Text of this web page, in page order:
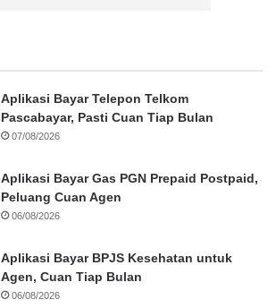
Aplikasi Bayar Telepon Telkom
Pascabayar, Pasti Cuan Tiap Bulan
07/08/2026
Aplikasi Bayar Gas PGN Prepaid Postpaid,
Peluang Cuan Agen
06/08/2026
Aplikasi Bayar BPJS Kesehatan untuk
Agen, Cuan Tiap Bulan
06/08/2026